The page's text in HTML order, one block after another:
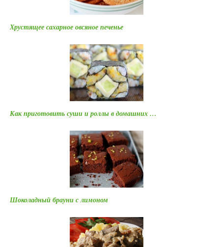
Хрустящее сахарное овсяное печенье
Как приготовить суши и роллы в домашних …
Шоколадный брауни с лимоном